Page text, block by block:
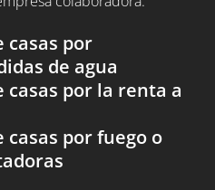
casas por
de agua
casas por la renta a
casas por fuego o